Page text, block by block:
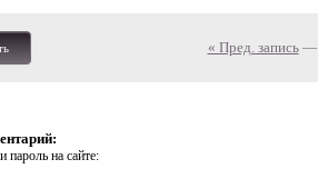
« Пред. запись—
пароль на сайте: